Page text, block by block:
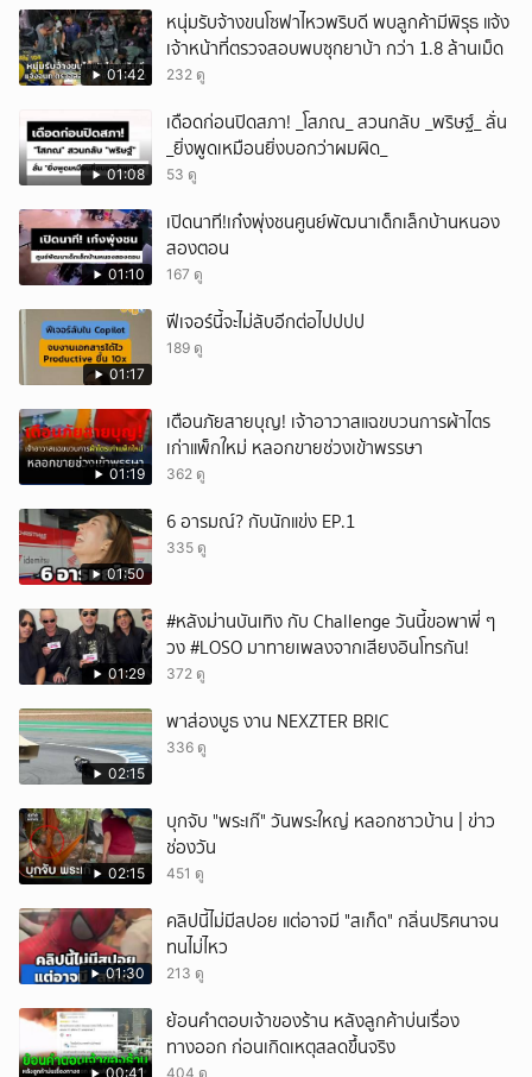
01:42
หนุ่มรับจ้างขนโซฟาไหวพริบดี พบลูกค้ามีพิรุธ แจ้ง
เจ้าหน้าที่ตรวจสอบพบซุกยาบ้า กว่า 1.8 ล้านเม็ด
232 ดู
01:08
เดือดก่อนปิดสภา! _โสภณ_ สวนกลับ _พริษฐ์_ ลั่น
_ยิ่งพูดเหมือนยิ่งบอกว่าผมผิด_
53 ดู
01:10
เปิดนาที!เก๋งพุ่งชนศูนย์พัฒนาเด็กเล็กบ้านหนอง
สองตอน
167 ดู
01:17
ฟีเจอร์นี้จะไม่ลับอีกต่อไปปปป
189 ดู
01:19
เตือนภัยสายบุญ! เจ้าอาวาสแฉขบวนการผ้าไตร
เก่าแพ็กใหม่ หลอกขายช่วงเข้าพรรษา
362 ดู
01:50
6 อารมณ์? กับนักแข่ง EP.1
335 ดู
01:29
#หลังม่านบันเทิง กับ Challenge วันนี้ขอพาพี่ ๆ
วง #LOSO มาทายเพลงจากเสียงอินโทรกัน!
372 ดู
02:15
พาส่องบูธ งาน NEXZTER BRIC
336 ดู
02:15
บุกจับ "พระเก๊" วันพระใหญ่ หลอกชาวบ้าน | ข่าว
ช่องวัน
451 ดู
01:30
คลิปนี้ไม่มีสปอย แต่อาจมี "สเก็ด" กลิ่นปริศนาจน
ทนไม่ไหว
213 ดู
00:41
ย้อนคำตอบเจ้าของร้าน หลังลูกค้าบ่นเรื่อง
ทางออก ก่อนเกิดเหตุสลดขึ้นจริง
404 ดู